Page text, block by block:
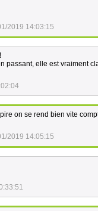
2019 14:03:15
passant, elle est vraiment
on se rend bien vite
2019 14:05:15